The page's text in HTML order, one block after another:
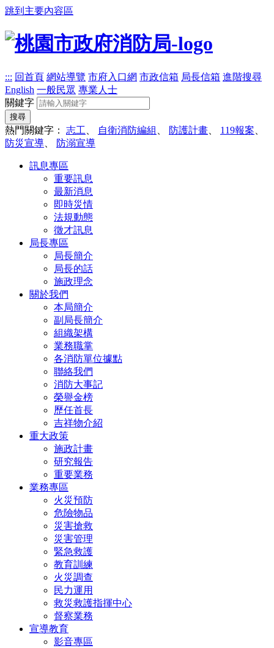
跳到主要內容區
::: 回首頁 網站導覽 市府入口網 市政信箱 局長信箱 進階搜尋
English 一般民眾 專業人士
關鍵字
搜尋
熱門關鍵字： 志工 自衛消防編組 防護計畫 119報案
防災宣導
防溺宣導
訊息專區
重要訊息
最新消息
即時災情
法規動態
徵才訊息
局長專區
局長簡介
局長的話
施政理念
關於我們
本局簡介
副局長簡介
組織架構
業務職掌
各消防單位據點
聯絡我們
消防大事記
榮譽金榜
歷任首長
吉祥物介紹
重大政策
施政計畫
研究報告
重要業務
業務專區
火災預防
危險物品
災害搶救
災害管理
緊急救護
教育訓練
火災調查
民力運用
救災救護指揮中心
督察業務
宣導教育
影音專區